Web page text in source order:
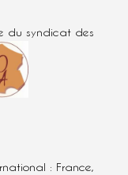
du syndicat des
: France,